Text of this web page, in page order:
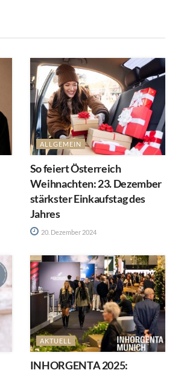
ALLGEMEIN
So feiert Österreich
Weihnachten: 23. Dezember
stärkster Einkaufstag des
Jahres
20. Dezember 2024
AKTUELL
INHORGENTA 2025: